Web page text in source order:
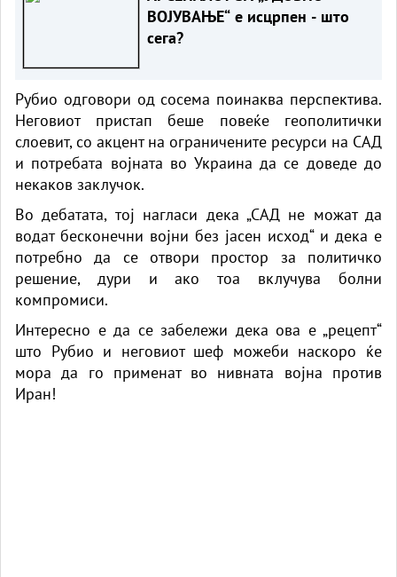
ВОЈУВАЊЕ“ е исцрпен - што
сега?
Рубио одговори од сосема поинаква перспектива.
Неговиот пристап беше повеќе геополитички
слоевит, со акцент на ограничените ресурси на САД
и потребата војната во Украина да се доведе до
некаков заклучок.
Во дебатата, тој нагласи дека „САД не можат да
водат бесконечни војни без јасен исход“ и дека е
потребно да се отвори простор за политичко
решение, дури и ако тоа вклучува болни
компромиси.
Интересно е да се забележи дека ова е „рецепт“
што Рубио и неговиот шеф можеби наскоро ќе
мора да го применат во нивната војна против
Иран!